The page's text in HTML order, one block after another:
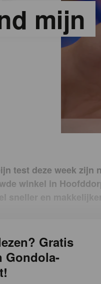
mijn
test deze week zijn
winkel in
sneller en
Gratis
Gondola-